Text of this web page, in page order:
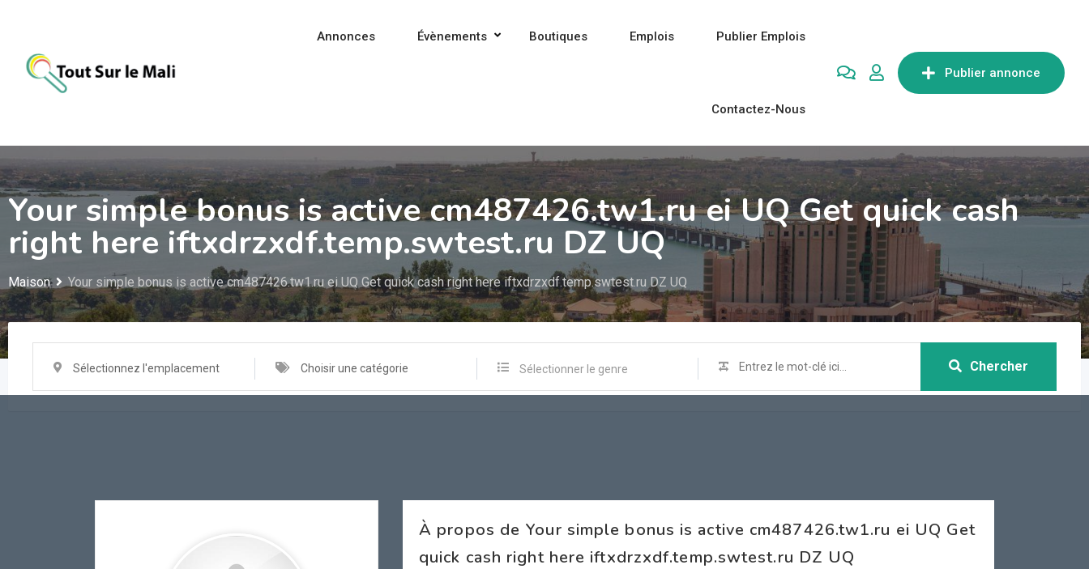
contenu
Publier annonce
Annonces Évènements Boutiques Emplois Publier Emplois
Contactez-Nous
Your simple bonus is active cm487426.tw1.ru ei UQ Get quick cash
right here iftxdrzxdf.temp.swtest.ru DZ UQ
Maison Your simple bonus is active cm487426.tw1.ru ei UQ Get quick cash right here iftxdrzxdf.temp.swtest.ru DZ UQ
Sélectionnez l'emplacement Choisir une catégorie Sélectionner le genre Chercher
À propos de Your simple bonus is active cm487426.tw1.ru ei UQ Get
quick cash right here iftxdrzxdf.temp.swtest.ru DZ UQ